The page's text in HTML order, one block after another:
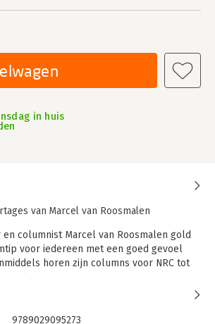
in huis
van Marcel van Roosmalen
columnist Marcel van Roosmalen gold
voor iedereen met een goed gevoel
horen zijn columns voor NRC tot
bij De Nieuws BV op Radio 1
Groenteman de uiterst populaire podcast
alom bejubelde televisieprogramma
9789029095273